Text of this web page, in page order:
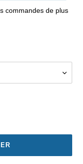
commandes de plus